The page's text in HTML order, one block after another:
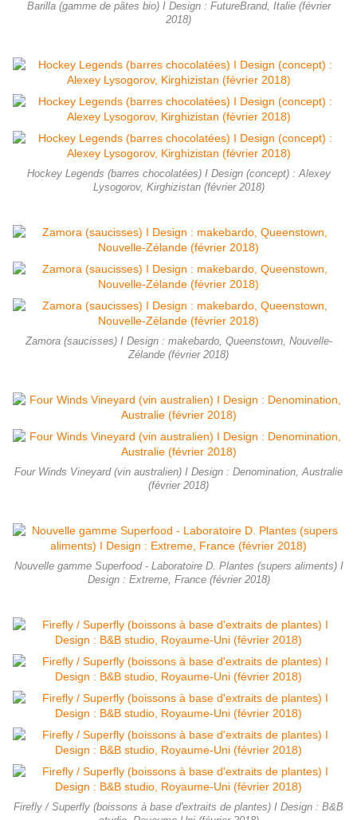
Barilla (gamme de pâtes bio) I Design : FutureBrand, Italie (février
2018)
Hockey Legends (barres chocolatées) I Design (concept) : Alexey
Lysogorov, Kirghizistan (février 2018)
Zamora (saucisses) I Design : makebardo, Queenstown, Nouvelle-
Zélande ­(février 2018)
Four Winds Vineyard (vin australien) I Design : Denomination, Australie
(février 2018)
Nouvelle gamme Superfood - Laboratoire D. Plantes (supers aliments) I
Design : Extreme, France (février 2018)
Firefly / Superfly (boissons à base d'extraits de plantes) I Design : B&B